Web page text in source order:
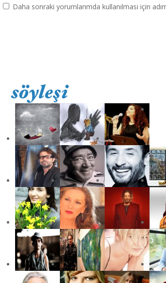
Daha sonraki yorumlarımda kullanılması için